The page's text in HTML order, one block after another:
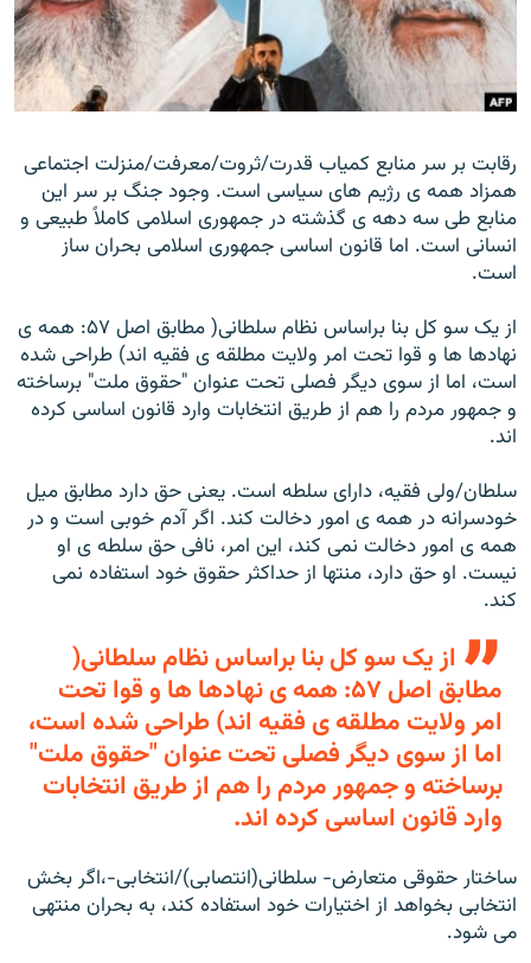
رقابت بر سر منابع کمياب قدرت/ثروت/معرفت/منزلت اجتماعی
همزاد همه ی رژيم های سياسی است. وجود جنگ بر سر اين
منابع طی سه دهه ی گذشته در جمهوری اسلامی کاملاً طبيعی و
انسانی است. اما قانون اساسی جمهوری اسلامی بحران ساز
است.
از يک سو کل بنا براساس نظام سلطانی( مطابق اصل ۵۷: همه ی
نهادها ها و قوا تحت امر ولايت مطلقه ی فقيه اند) طراحی شده
است، اما از سوی ديگر فصلی تحت عنوان "حقوق ملت" برساخته
و جمهور مردم را هم از طريق انتخابات وارد قانون اساسی کرده
اند.
سلطان/ولی فقيه، دارای سلطه است. يعنی حق دارد مطابق ميل
خودسرانه در همه ی امور دخالت کند. اگر آدم خوبی است و در
همه ی امور دخالت نمی کند، اين امر، نافی حق سلطه ی او
نيست. او حق دارد، منتها از حداکثر حقوق خود استفاده نمی
کند.
از يک سو کل بنا براساس نظام سلطانی(
مطابق اصل ۵۷: همه ی نهادها ها و قوا تحت
امر ولايت مطلقه ی فقيه اند) طراحی شده است،
اما از سوی ديگر فصلی تحت عنوان "حقوق ملت"
برساخته و جمهور مردم را هم از طريق انتخابات
وارد قانون اساسی کرده اند.
ساختار حقوقی متعارض- سلطانی(انتصابی)/انتخابی-،اگر بخش
انتخابی بخواهد از اختيارات خود استفاده کند، به بحران منتهی
می شود.